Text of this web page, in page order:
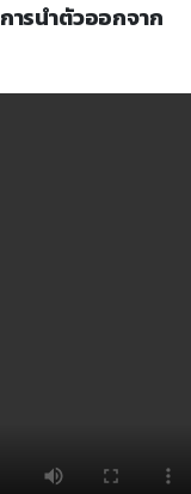
ารนำตัวออกจาก